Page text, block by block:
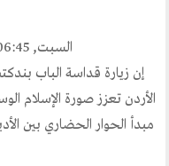
السبت, February 26, 2011 - 06:45
إن زيارة قداسة الباب
الأردن تعزز صورة الإسلام
مبدأ الحوار الحضاري بين